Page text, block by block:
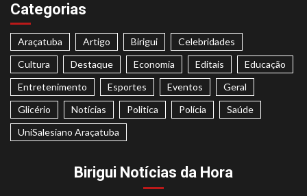
Categorias
Araçatuba Artigo Birigui
Celebridades
Cultura
Destaque Economia Editais
Educação
Entretenimento
Esportes Eventos
Geral
Glicério
Notícias Politica Polícia
Saúde
UniSalesiano Araçatuba
Birigui Notícias da Hora